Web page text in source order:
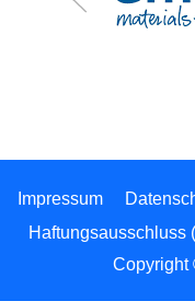
Impressum
Haftungsausschluss
Copyright